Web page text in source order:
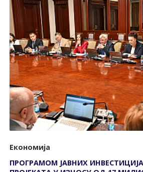
Економија
ПРОГРАМОМ ЈАВНИХ